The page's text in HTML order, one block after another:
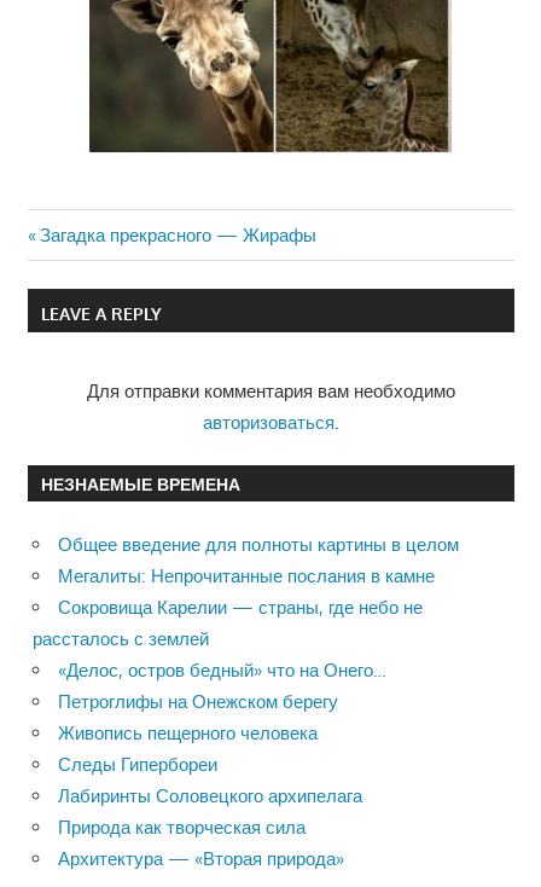
Навигация
по
Previous
Post:
Загадка прекрасного — Жирафы
LEAVE A REPLY
Для отправки комментария вам необходимо
авторизоваться
НЕЗНАЕМЫЕ ВРЕМЕНА
Общее введение для полноты картины в целом
Мегалиты: Непрочитанные послания в камне
Сокровища Карелии — страны, где небо не
рассталось с землей
«Делос, остров бедный» что на Онего…
Петроглифы на Онежском берегу
Живопись пещерного человека
Следы Гипербореи
Лабиринты Соловецкого архипелага
Природа как творческая сила
Архитектура — «Вторая природа»